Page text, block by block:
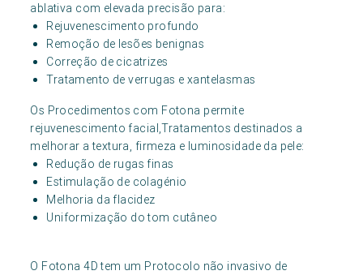
ablativa com elevada precisão para:
Rejuvenescimento profundo
Remoção de lesões benignas
Correção de cicatrizes
Tratamento de verrugas e xantelasmas
Os Procedimentos com Fotona permite
rejuvenescimento facial,Tratamentos destinados a
melhorar a textura, firmeza e luminosidade da pele:
Redução de rugas finas
Estimulação de colagénio
Melhoria da flacidez
Uniformização do tom cutâneo
O Fotona 4D tem um Protocolo não invasivo de